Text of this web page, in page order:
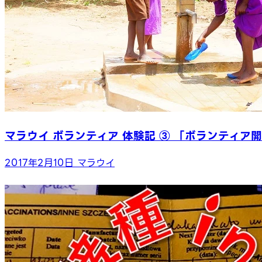
マラウイ ボランティア 体験記 ③ 「ボランティア
2017年2月10日 マラウイ